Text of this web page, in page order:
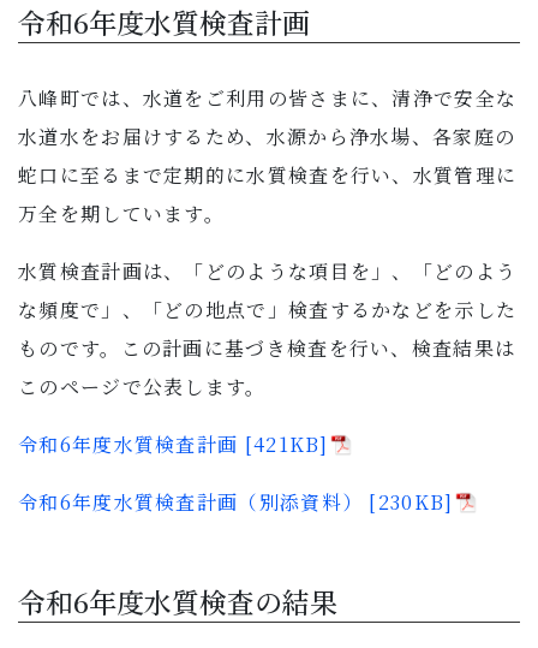
くらしの情報
観光
子育て・教育
ビジネス・産業
行政情報
令和6年度水質検査計画
八峰町では、水道をご利用の皆さまに、清浄で安全な
水道水をお届けするため、水源から浄水場、各家庭の
蛇口に至るまで定期的に水質検査を行い、水質管理に
万全を期しています。
水質検査計画は、「どのような項目を」、「どのよう
な頻度で」、「どの地点で」検査するかなどを示した
ものです。この計画に基づき検査を行い、検査結果は
このページで公表します。
令和6年度水質検査計画 [421KB]
令和6年度水質検査計画（別添資料） [230KB]
令和6年度水質検査の結果